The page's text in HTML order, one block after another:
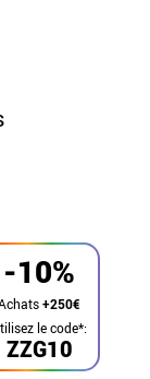
-10%
+250€
ZZG10
le code*: